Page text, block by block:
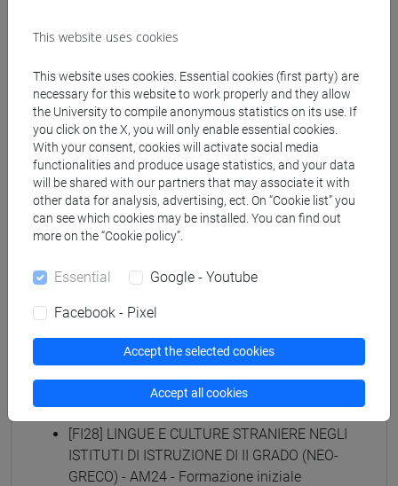
fi 60 cfu fi 30 cfu allegato 2
ISTITUTI DI ISTRUZIONE DI II GRADO
(GIAPPONESE) - AJ24 - Formazione iniziale
insegnanti
fi 60 cfu/fi 30 cfu allegato 2
[FI25] LINGUE E CULTURE STRANIERE NEGLI
ISTITUTI DI ISTRUZIONE DI II GRADO
(PORTOGHESE) - AN24 - Formazione iniziale
insegnanti
fi 60 cfu/fi 30 cfu allegato 2
(EBRAICO) - AK24 - Formazione iniziale
insegnanti
[FI27] LINGUA E CULTURA STRANIERA
(ARABO) - AL24 - Formazione iniziale
[FI28] LINGUE E CULTURE STRANIERE NEGLI
ISTITUTI DI ISTRUZIONE DI II GRADO (NEO-
GRECO) - AM24 - Formazione iniziale
This website uses cookies
This website uses cookies. Essential cookies (first party) are
necessary for this website to work properly and they allow
the University to compile anonymous statistics on its use. If
you click on the X, you will only enable essential cookies.
With your consent, cookies will activate social media
functionalities and produce usage statistics, and your data
will be shared with our partners that may associate it with
other data for analysis, advertising, ect. On “Cookie list” you
can see which cookies may be installed. You can find out
more on the “Cookie policy”.
Essential Google - Youtube
Facebook - Pixel
Accept the selected cookies
Accept all cookies